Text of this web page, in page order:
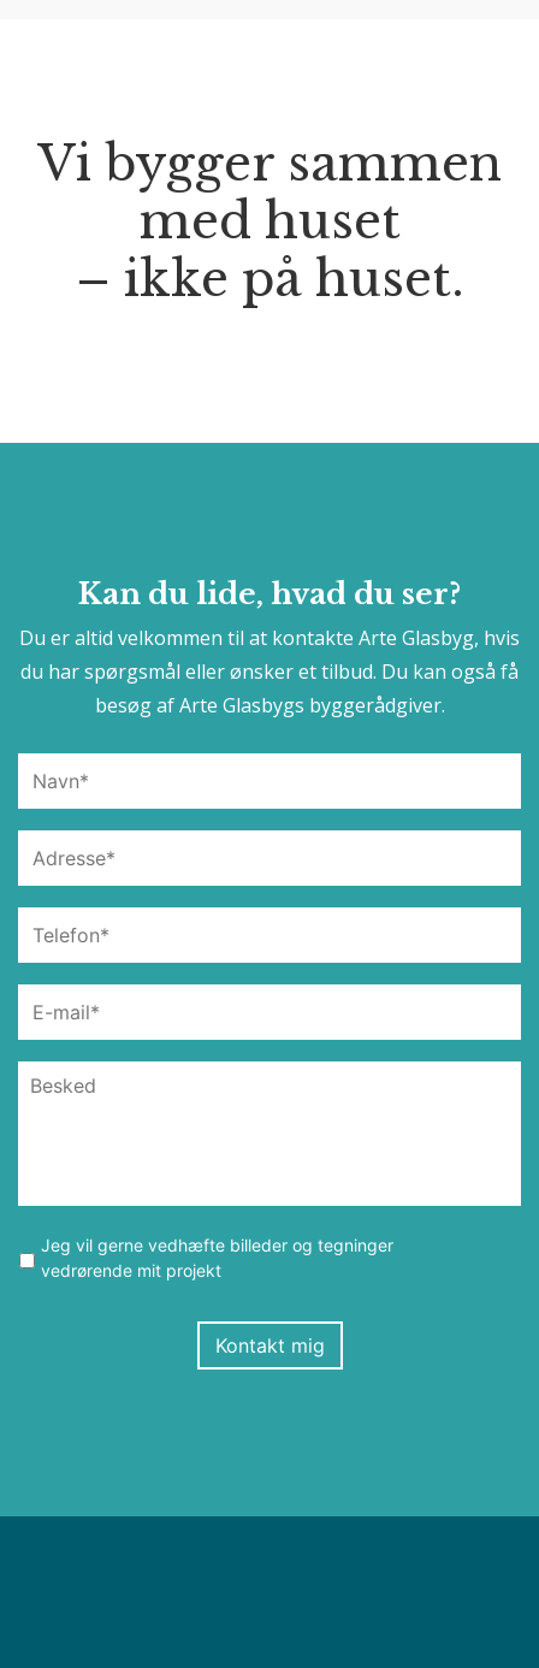
Vi bygger sammen
med huset
– ikke på huset.
Kan du lide, hvad du ser?
Du er altid velkommen til at kontakte Arte Glasbyg, hvis
du har spørgsmål eller ønsker et tilbud. Du kan også få
besøg af Arte Glasbygs byggerådgiver.
Jeg vil gerne vedhæfte billeder og tegninger
vedrørende mit projekt
Kontakt mig